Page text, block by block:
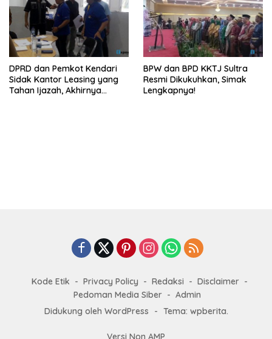
DPRD dan Pemkot Kendari
Sidak Kantor Leasing yang
Tahan Ijazah, Akhirnya
BPW dan BPD KKTJ Sultra
Resmi Dikukuhkan, Simak
Lengkapnya!
Kode Etik Privacy Policy Redaksi
Disclaimer
Pedoman Media Siber
Admin
Didukung oleh WordPress
- Tema: wpberita.
Versi Non AMP